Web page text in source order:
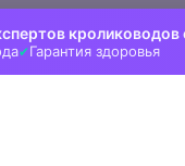
Гарантия здоровья